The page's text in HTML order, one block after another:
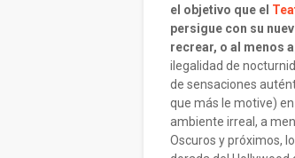
el objetivo que el
persigue con su
recrear, o al menos
ilegalidad de
de sensaciones
que más le motive)
ambiente irreal, a
Oscuros y próximos,